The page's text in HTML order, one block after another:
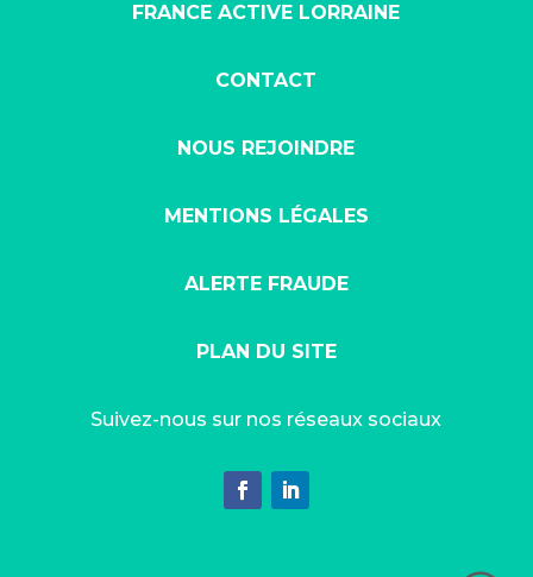
FRANCE ACTIVE LORRAINE
CONTACT
NOUS REJOINDRE
MENTIONS LÉGALES
ALERTE FRAUDE
PLAN DU SITE
Suivez-nous sur nos réseaux sociaux